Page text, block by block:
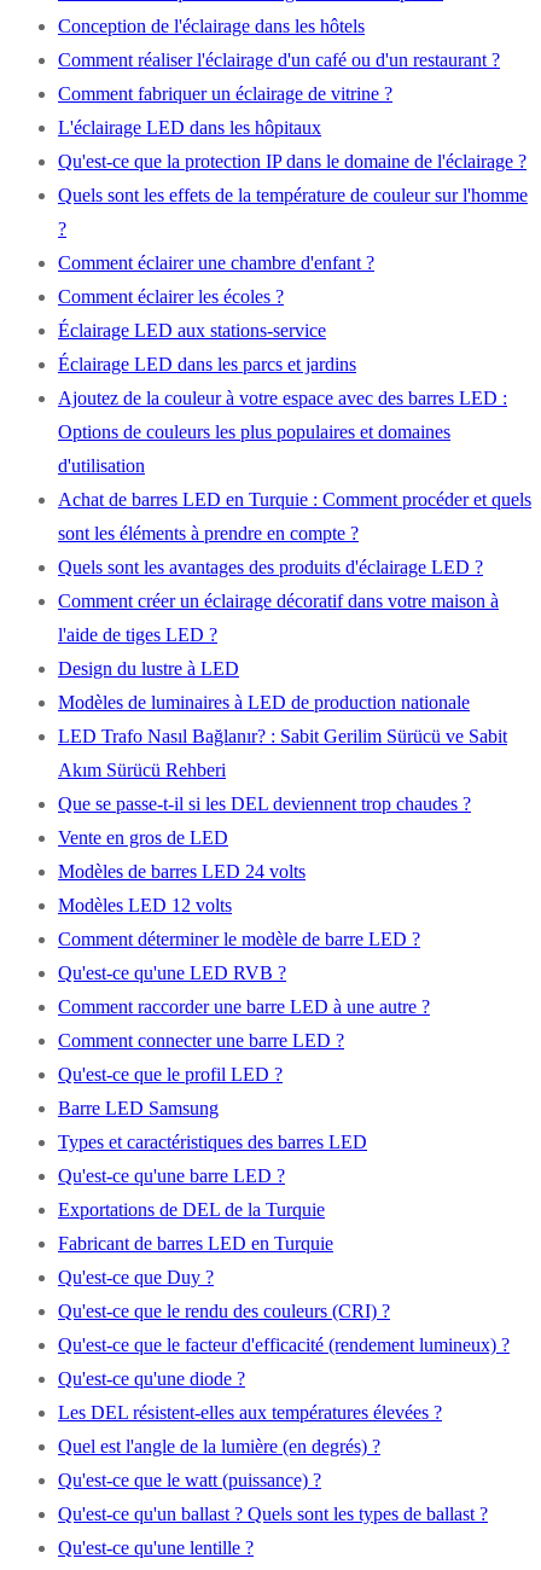
Conception de l'éclairage dans les hôtels
Comment réaliser l'éclairage d'un café ou d'un restaurant ?
Comment fabriquer un éclairage de vitrine ?
L'éclairage LED dans les hôpitaux
Qu'est-ce que la protection IP dans le domaine de l'éclairage ?
Quels sont les effets de la température de couleur sur l'homme
?
Comment éclairer une chambre d'enfant ?
Comment éclairer les écoles ?
Éclairage LED aux stations-service
Éclairage LED dans les parcs et jardins
Ajoutez de la couleur à votre espace avec des barres LED :
Options de couleurs les plus populaires et domaines
d'utilisation
Achat de barres LED en Turquie : Comment procéder et quels
sont les éléments à prendre en compte ?
Quels sont les avantages des produits d'éclairage LED ?
Comment créer un éclairage décoratif dans votre maison à
l'aide de tiges LED ?
Design du lustre à LED
Modèles de luminaires à LED de production nationale
LED Trafo Nasıl Bağlanır? : Sabit Gerilim Sürücü ve Sabit
Akım Sürücü Rehberi
Que se passe-t-il si les DEL deviennent trop chaudes ?
Vente en gros de LED
Modèles de barres LED 24 volts
Modèles LED 12 volts
Comment déterminer le modèle de barre LED ?
Qu'est-ce qu'une LED RVB ?
Comment raccorder une barre LED à une autre ?
Comment connecter une barre LED ?
Qu'est-ce que le profil LED ?
Barre LED Samsung
Types et caractéristiques des barres LED
Qu'est-ce qu'une barre LED ?
Exportations de DEL de la Turquie
Fabricant de barres LED en Turquie
Qu'est-ce que Duy ?
Qu'est-ce que le rendu des couleurs (CRI) ?
Qu'est-ce que le facteur d'efficacité (rendement lumineux) ?
Qu'est-ce qu'une diode ?
Les DEL résistent-elles aux températures élevées ?
Quel est l'angle de la lumière (en degrés) ?
Qu'est-ce que le watt (puissance) ?
Qu'est-ce qu'un ballast ? Quels sont les types de ballast ?
Qu'est-ce qu'une lentille ?